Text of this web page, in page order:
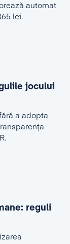
automat
lei.
jocului
a adopta
reguli